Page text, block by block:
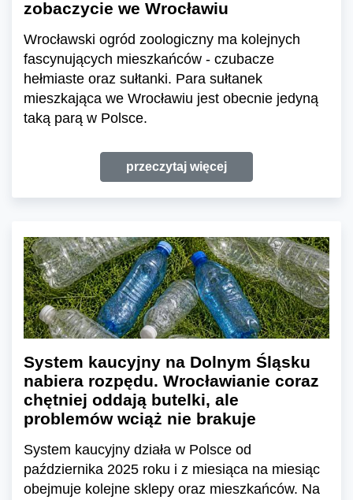
zobaczycie we Wrocławiu
Wrocławski ogród zoologiczny ma kolejnych
fascynujących mieszkańców - czubacze
hełmiaste oraz sułtanki. Para sułtanek
mieszkająca we Wrocławiu jest obecnie jedyną
taką parą w Polsce.
przeczytaj więcej
System kaucyjny na Dolnym Śląsku
nabiera rozpędu. Wrocławianie coraz
chętniej oddają butelki, ale
problemów wciąż nie brakuje
System kaucyjny działa w Polsce od
października 2025 roku i z miesiąca na miesiąc
obejmuje kolejne sklepy oraz mieszkańców. Na